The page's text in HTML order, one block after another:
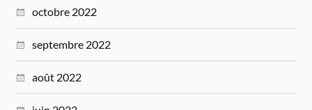
octobre 2022
septembre 2022
août 2022